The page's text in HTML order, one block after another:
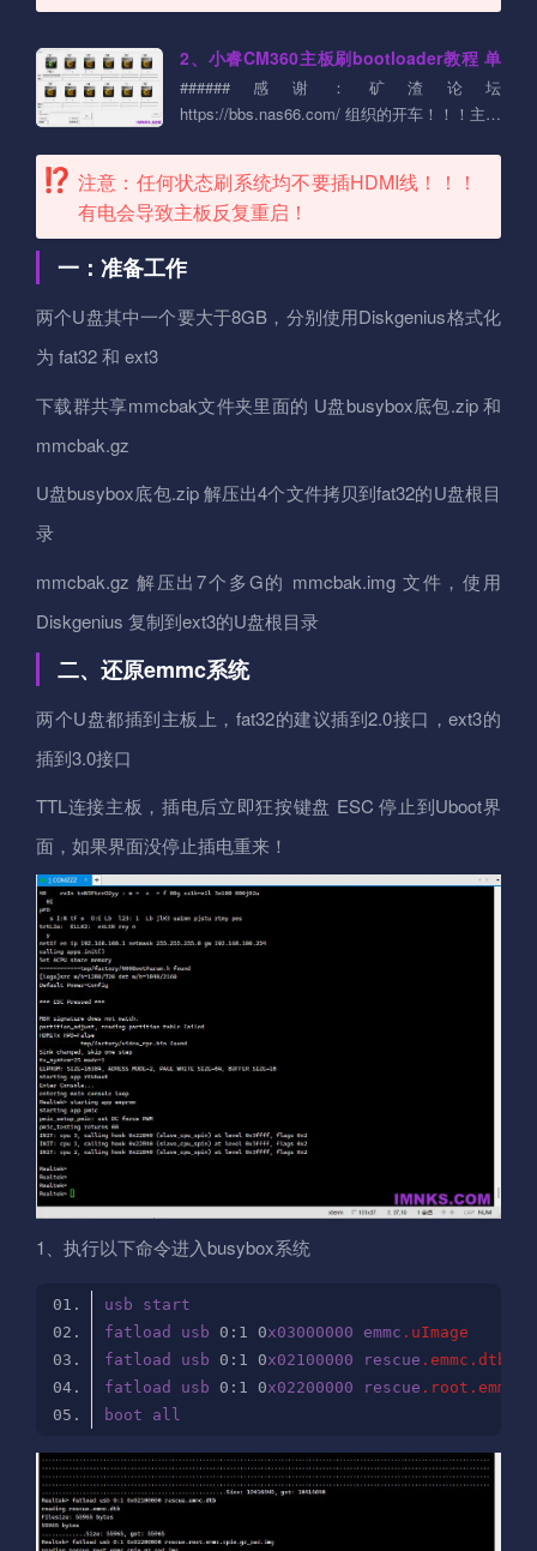
2、小睿CM360主板刷bootloader教程 单
双系统切换
######感谢：矿渣论坛
https://bbs.nas66.com/ 组织的开车！！！主板
注意：任何状态刷系统均不要插HDMI线！！！
有电会导致主板反复重启！
一：准备工作
两个U盘其中一个要大于8GB，分别使用Diskgenius格式化
为 fat32 和 ext3
下载群共享mmcbak文件夹里面的 U盘busybox底包.zip 和
mmcbak.gz
U盘busybox底包.zip 解压出4个文件拷贝到fat32的U盘根目
录
mmcbak.gz 解压出7个多G的 mmcbak.img 文件，使用
Diskgenius 复制到ext3的U盘根目录
二、还原emmc系统
两个U盘都插到主板上，fat32的建议插到2.0接口，ext3的
插到3.0接口
TTL连接主板，插电后立即狂按键盘 ESC 停止到Uboot界
面，如果界面没停止插电重来！
1、执行以下命令进入busybox系统
usb
start
fatload
usb 0 :1 0x03000000 emmc .uImage
fatload
usb 0 :1 0x02100000 rescue .emmc .dtb
fatload
usb 0 :1 0x02200000 rescue .root .emmc
boot
all